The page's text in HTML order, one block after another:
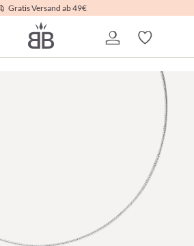
Gratis Versand ab 49€